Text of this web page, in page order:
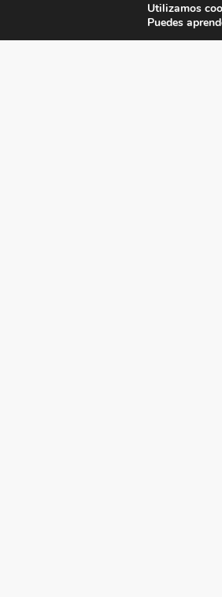
Utilizamos
Puedes